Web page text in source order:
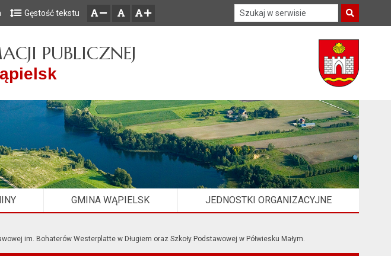
menu
treści
serwisu
Gęstość tekstu
PUBLICZNEJ
GMINA WĄPIELSK JEDNOSTKI ORGANIZACYJNE
im. Bohaterów Westerplatte w Długiem oraz Szkoły Podstawowej w Półwiesku Małym.